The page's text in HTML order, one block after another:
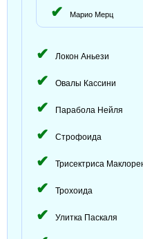
Марио Мерц
Локон Аньези
Овалы Кассини
Парабола Нейля
Строфоида
Трисектриса
Трохоида
Улитка Паскаля